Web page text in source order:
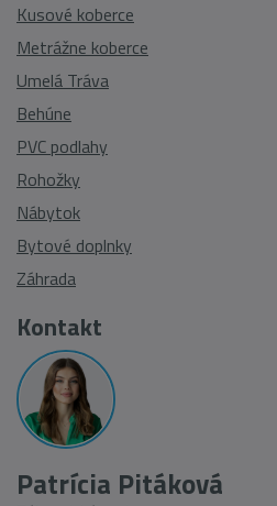
Kusové koberce
Metrážne koberce
Umelá Tráva
Behúne
PVC podlahy
Rohožky
Nábytok
Bytové doplnky
Záhrada
Kontakt
Patrícia Pitáková